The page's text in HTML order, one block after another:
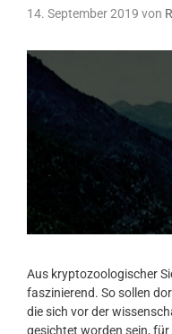
14. September 2019 von
Aus kryptozoologischer
faszinierend. So sollen
die sich vor der
gesichtet worden sein,